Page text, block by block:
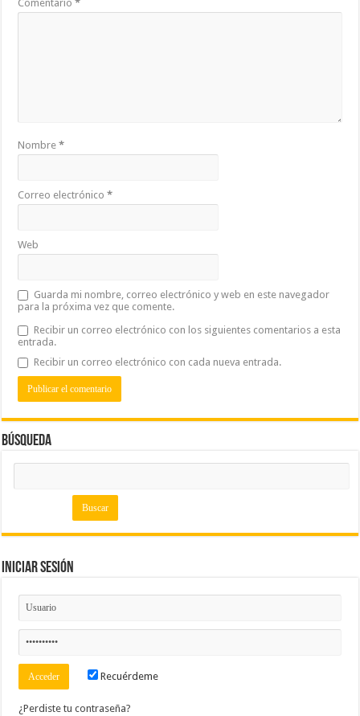
Comentario*
Nombre*
Correo electrónico*
Web
Guarda mi nombre, correo electrónico y web en este navegador
para la próxima vez que comente.
Recibir un correo electrónico con los siguientes comentarios a esta
entrada.
Recibir un correo electrónico con cada nueva entrada.
Búsqueda
Iniciar Sesión
Recuérdeme
¿Perdiste tu contraseña?